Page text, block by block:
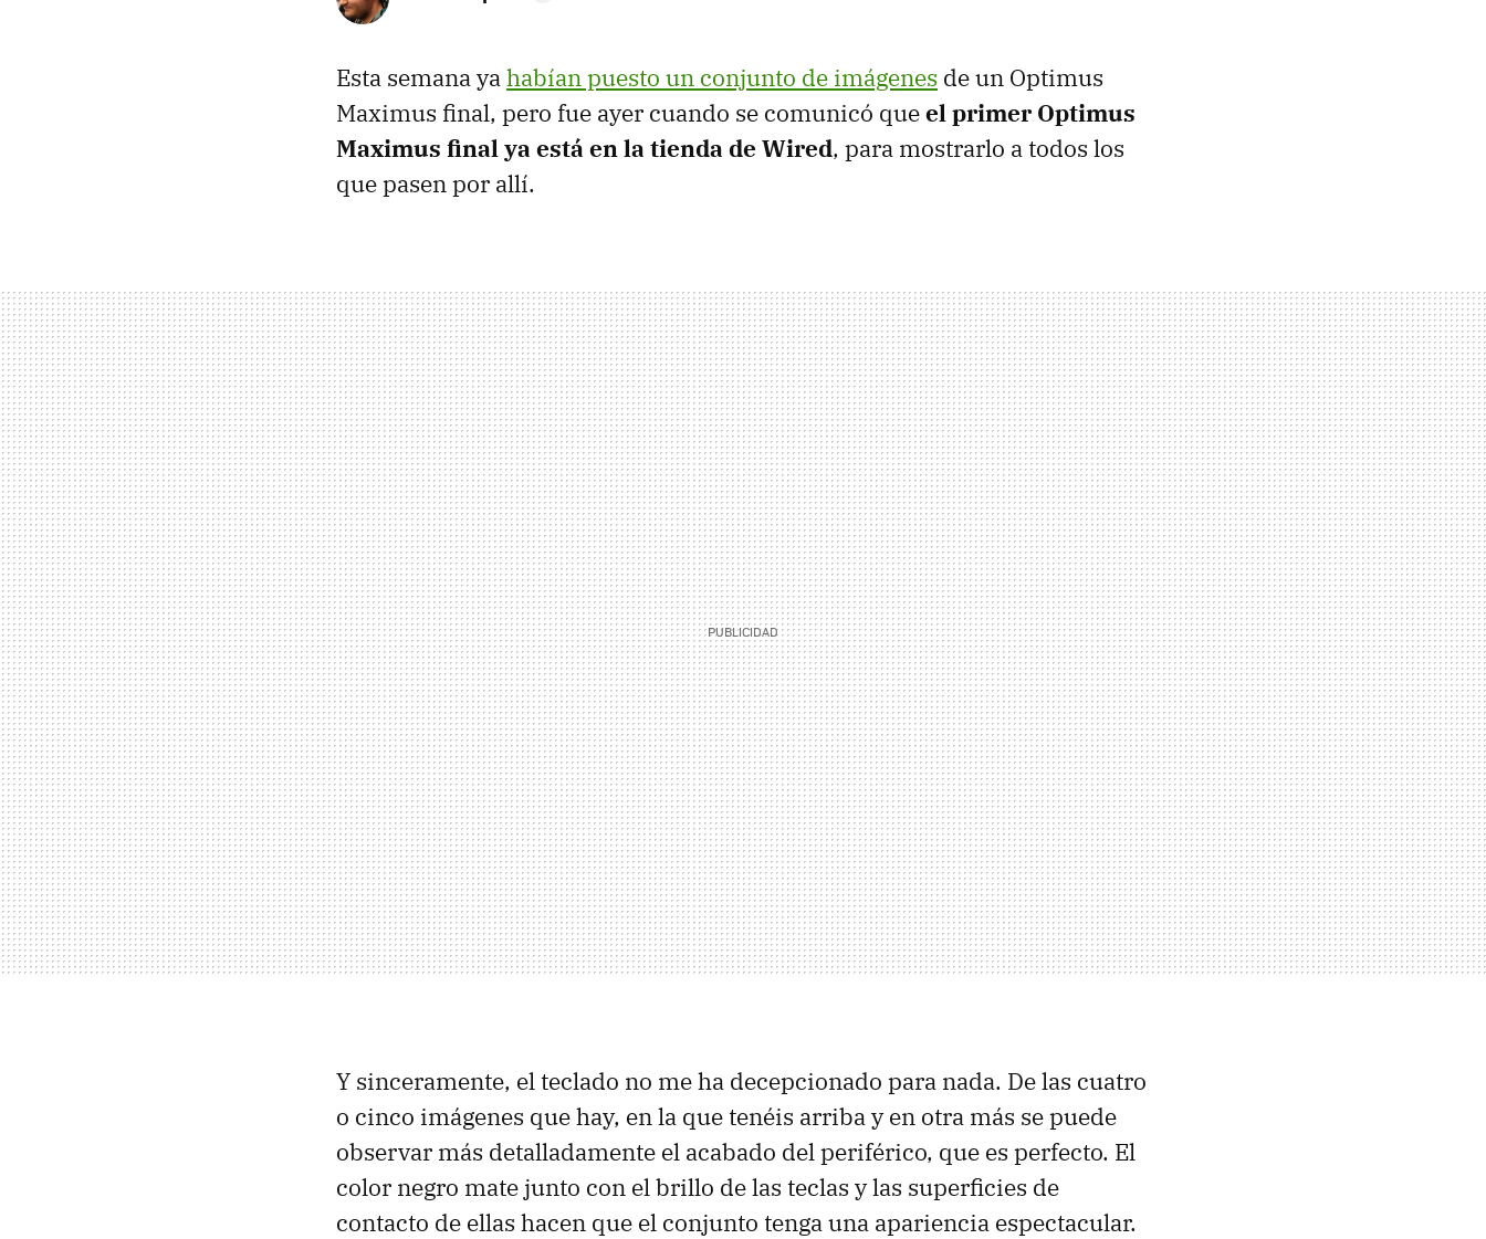
Esta semana yahabían puesto un conjunto de imágenes de un Optimus
Maximus final, pero fue ayer cuando se comunicó queel primer Optimus
Maximus final ya está en la tienda de Wired, para mostrarlo a todos los
que pasen por allí.
Y sinceramente, el teclado no me ha decepcionado para nada. De las cuatro
o cinco imágenes que hay, en la que tenéis arriba y en otra más se puede
observar más detalladamente el acabado del periférico, que es perfecto. El
color negro mate junto con el brillo de las teclas y las superficies de
contacto de ellas hacen que el conjunto tenga una apariencia espectacular.